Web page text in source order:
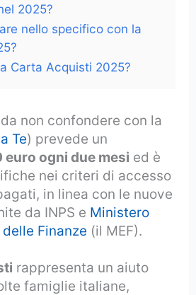
2025?
nello specifico con la
Carta Acquisti 2025?
non confondere con la
Te) prevede un
euro ogni due mesi ed è
nei criteri di accesso
in linea con le nuove
da INPS e Ministero
delle Finanze (il MEF).
rappresenta un aiuto
famiglie italiane,